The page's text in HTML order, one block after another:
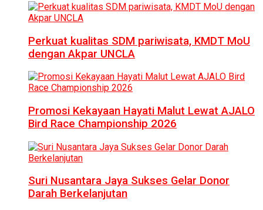
Perkuat kualitas SDM pariwisata, KMDT MoU
dengan Akpar UNCLA
Promosi Kekayaan Hayati Malut Lewat AJALO
Bird Race Championship 2026
Suri Nusantara Jaya Sukses Gelar Donor
Darah Berkelanjutan